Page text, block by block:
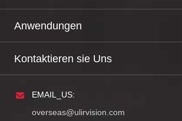
Anwendungen
Kontaktieren sie Uns
EMAIL_US:
overseas@ulirvision.com